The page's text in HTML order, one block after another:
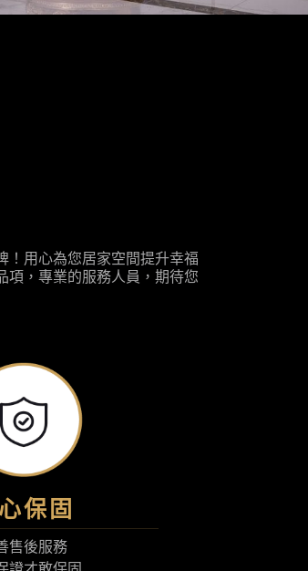
用心為您居家空間提升幸福
項，專業的服務人員，期待您
保固
售後服務